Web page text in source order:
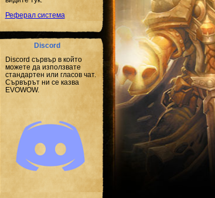
Реферал система
Discord
Discord сървър в който
можете да използвате
стандартен или гласов чат.
Сървърът ни се казва
EVOWOW.